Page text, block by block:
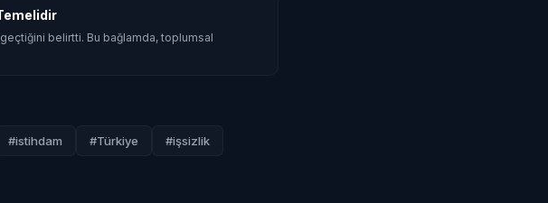
belirtti. Bu bağlamda, toplumsal
#istihdam #Türkiye #işsizlik